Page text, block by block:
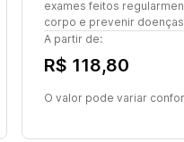
exames feitos
corpo e prevenir
A partir de:
R$ 118,80
O valor pode variar